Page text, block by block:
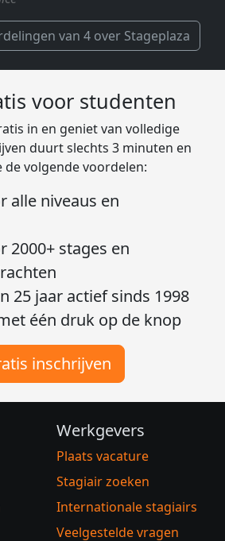
van 4 over Stageplaza
voor studenten
in en geniet van volledige
duurt slechts 3 minuten en
de volgende voordelen:
alle niveaus en
2000+ stages en
25 jaar actief sinds 1998
één druk op de knop
inschrijven
Werkgevers
Plaats vacature
Stagiair zoeken
Internationale stagiairs
Veelgestelde vragen